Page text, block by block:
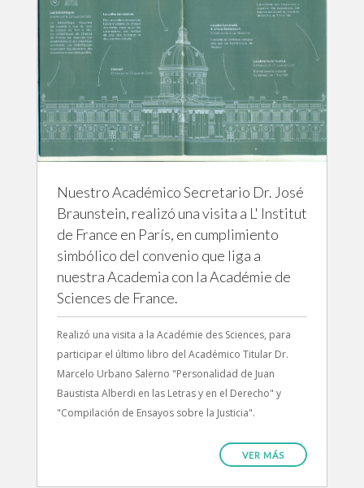
Nuestro Académico Secretario Dr. José
Braunstein, realizó una visita a L' Institut
de France en París, en cumplimiento
simbólico del convenio que liga a
nuestra Academia con la Académie de
Sciences de France.
Realizó una visita a la Académie des Sciences, para
participar el último libro del Académico Titular Dr.
Marcelo Urbano Salerno "Personalidad de Juan
Baustista Alberdi en las Letras y en el Derecho" y
"Compilación de Ensayos sobre la Justicia".
VER MÁS